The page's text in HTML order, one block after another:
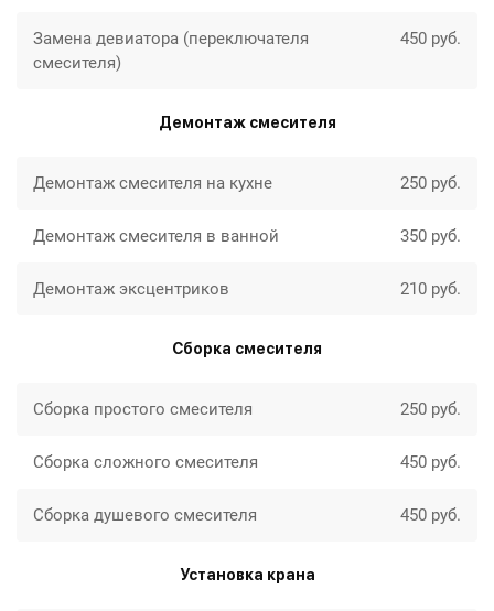
Замена девиатора (переключателя
смесителя)
450 руб.
Демонтаж смесителя
Демонтаж смесителя на кухне 250 руб.
Демонтаж смесителя в ванной 350 руб.
Демонтаж эксцентриков 210 руб.
Сборка смесителя
Сборка простого смесителя 250 руб.
Сборка сложного смесителя 450 руб.
Сборка душевого смесителя 450 руб.
Установка крана